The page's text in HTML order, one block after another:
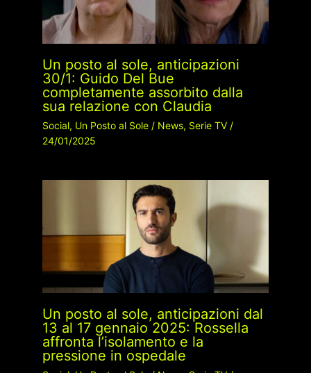
Un posto al sole, anticipazioni
30/1: Guido Del Bue
completamente assorbito dalla
sua relazione con Claudia
Social, Un Posto al Sole/ News, Serie TV/
24/01/2025
Un posto al sole, anticipazioni dal
13 al 17 gennaio 2025: Rossella
affronta l’isolamento e la
pressione in ospedale